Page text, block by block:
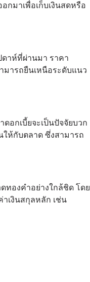
มาเพื่อเก็บเงินสดหรือ
าห์ที่ผ่านมา ราคา
มารถยืนเหนือระดับแนว
อกเบี้ยจะเป็นปัจจัยบวก
ให้กับตลาด ซึ่งสามารถ
ทองคำอย่างใกล้ชิด โดย
เงินสกุลหลัก เช่น